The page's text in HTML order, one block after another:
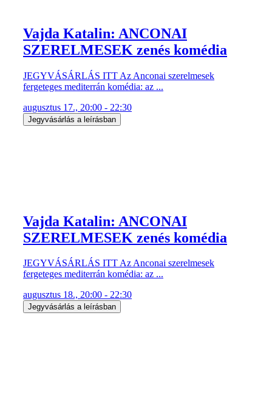
Vajda Katalin: ANCONAI
SZERELMESEK zenés komédia
JEGYVÁSÁRLÁS ITT Az Anconai szerelmesek
fergeteges mediterrán komédia: az ...
augusztus 17., 20:00 - 22:30
Jegyvásárlás a leírásban
Vajda Katalin: ANCONAI
SZERELMESEK zenés komédia
JEGYVÁSÁRLÁS ITT Az Anconai szerelmesek
fergeteges mediterrán komédia: az ...
augusztus 18., 20:00 - 22:30
Jegyvásárlás a leírásban